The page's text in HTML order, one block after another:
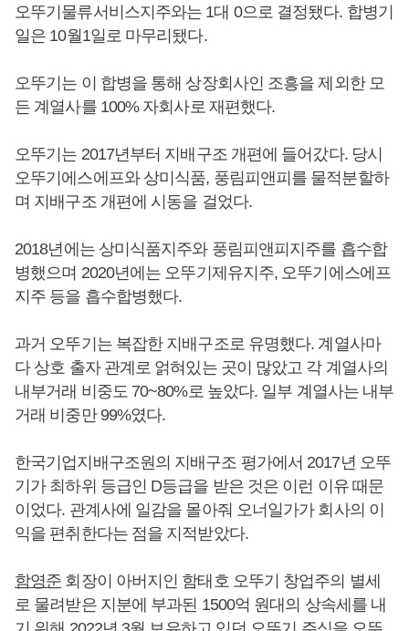
오뚜기물류서비스지주와는 1대 0으로 결정됐다. 합병기
일은 10월1일로 마무리됐다.
오뚜기는 이 합병을 통해 상장회사인 조흥을 제외한 모
든 계열사를 100% 자회사로 재편했다.
오뚜기는 2017년부터 지배구조 개편에 들어갔다. 당시
오뚜기에스에프와 상미식품, 풍림피앤피를 물적분할하
며 지배구조 개편에 시동을 걸었다.
2018년에는 상미식품지주와 풍림피앤피지주를 흡수합
병했으며 2020년에는 오뚜기제유지주, 오뚜기에스에프
지주 등을 흡수합병했다.
과거 오뚜기는 복잡한 지배구조로 유명했다. 계열사마
다 상호 출자 관계로 얽혀있는 곳이 많았고 각 계열사의
내부거래 비중도 70~80%로 높았다. 일부 계열사는 내부
거래 비중만 99%였다.
한국기업지배구조원의 지배구조 평가에서 2017년 오뚜
기가 최하위 등급인 D등급을 받은 것은 이런 이유 때문
이었다. 관계사에 일감을 몰아줘 오너일가가 회사의 이
익을 편취한다는 점을 지적받았다.
함영준 회장이 아버지인 함태호 오뚜기 창업주의 별세
로 물려받은 지분에 부과된 1500억 원대의 상속세를 내